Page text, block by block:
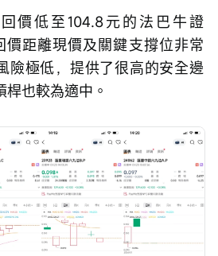
價低至104.8元的法巴牛證
價距離現價及關鍵支撐位非常
險極低，提供了很高的安全邊
桿也較為適中。